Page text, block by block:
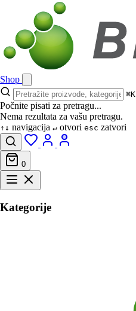
Shop
⌘K
Počnite pisati za pretragu...
Nema rezultata za vašu pretragu.
↑↓ navigacija ↵ otvori esc zatvori
0
Kategorije